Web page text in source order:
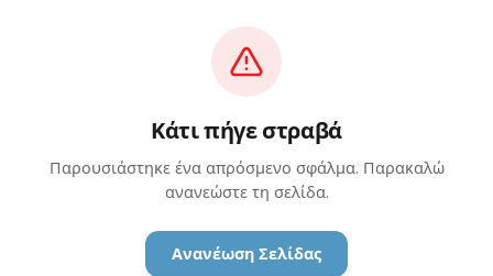
Κάτι πήγε στραβά
Παρουσιάστηκε ένα απρόσμενο σφάλμα. Παρακαλώ
ανανεώστε τη σελίδα.
Ανανέωση Σελίδας